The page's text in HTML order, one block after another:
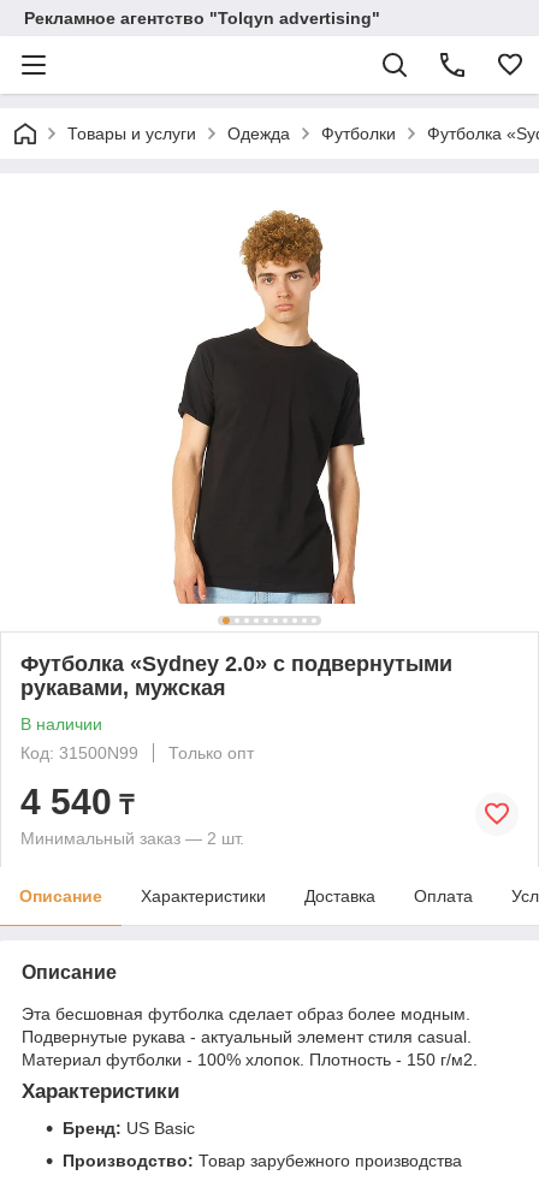
Рекламное агентство "Tolqyn advertising"
Товары и услуги Одежда Футболки Футболка
Футболка «Sydney 2.0» с подвернутыми
рукавами, мужская
В наличии
Код: 31500N99
Только опт
4 540 ₸
Минимальный заказ — 2 шт.
Описание Характеристики Доставка Оплата
Описание
Эта бесшовная футболка сделает образ более модным.
Подвернутые рукава - актуальный элемент стиля casual.
Материал футболки - 100% хлопок. Плотность - 150 г/м2.
Характеристики
Бренд: US Basic
Производство: Товар зарубежного производства